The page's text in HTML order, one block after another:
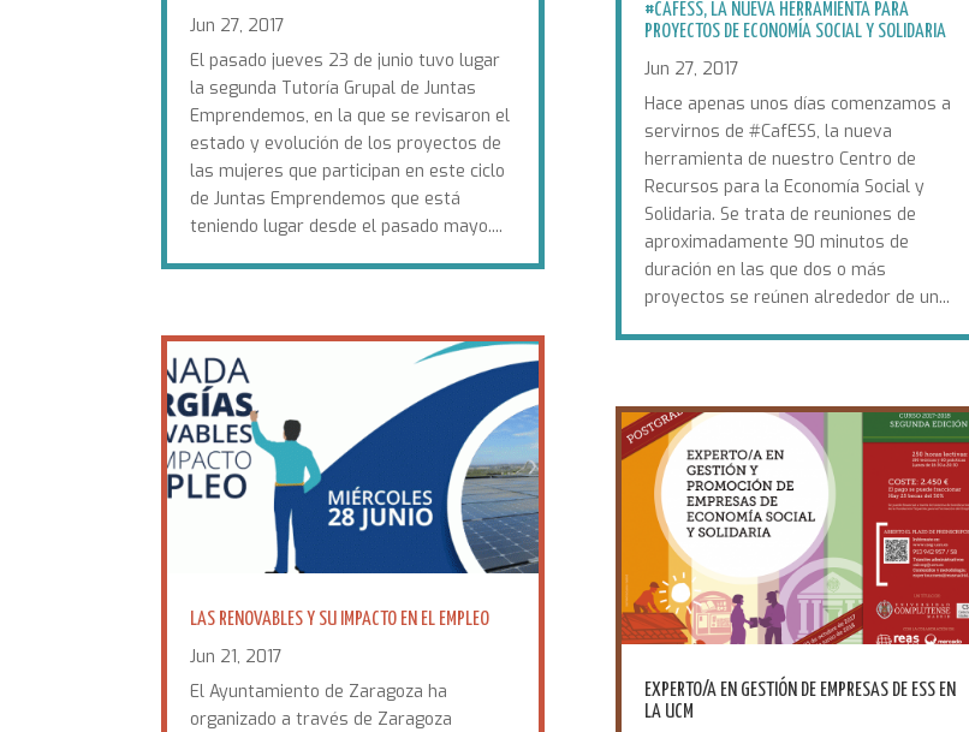
Jun 27, 2017
El pasado jueves 23 de junio tuvo lugar
la segunda Tutoría Grupal de Juntas
Emprendemos, en la que se revisaron el
estado y evolución de los proyectos de
las mujeres que participan en este ciclo
de Juntas Emprendemos que está
teniendo lugar desde el pasado mayo....
LAS RENOVABLES Y SU IMPACTO EN EL EMPLEO
Jun 21, 2017
El Ayuntamiento de Zaragoza ha
organizado a través de Zaragoza
#CAFESS, LA NUEVA HERRAMIENTA PARA
PROYECTOS DE ECONOMÍA SOCIAL Y SOLIDARIA
Jun 27, 2017
Hace apenas unos días comenzamos a
servirnos de #CafESS, la nueva
herramienta de nuestro Centro de
Recursos para la Economía Social y
Solidaria. Se trata de reuniones de
aproximadamente 90 minutos de
duración en las que dos o más
proyectos se reúnen alrededor de un...
EXPERTO/A EN GESTIÓN DE EMPRESAS DE ESS EN
LA UCM